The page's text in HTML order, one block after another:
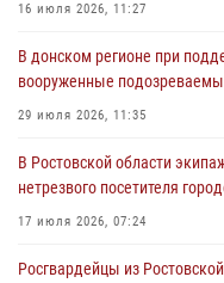
Сотрудники
16 июля 2026, 11:27
Конкурс профессионального
16 июля 2026, 11:27
В донском регионе при
вооруженные
29 июля 2026, 11:35
В Ростовской области
нетрезвого посетителя
17 июля 2026, 07:24
Росгвардейцы из